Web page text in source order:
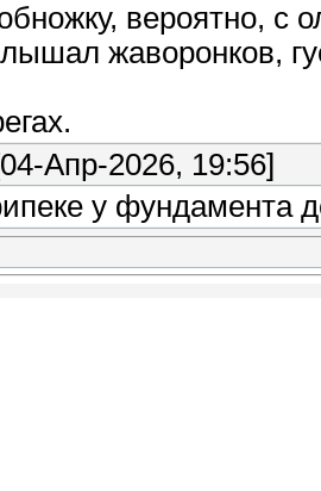
вероятно, с
жаворонков,
Апр-2026, 19:56]
у фундамента